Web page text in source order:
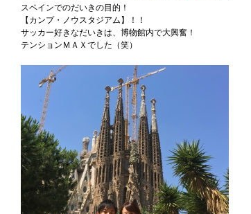
スペインでのだいきの目的！
【カンプ・ノウスタジアム】！！
サッカー好きなだいきは、博物館内で大興奮！
テンションＭＡＸでした（笑）